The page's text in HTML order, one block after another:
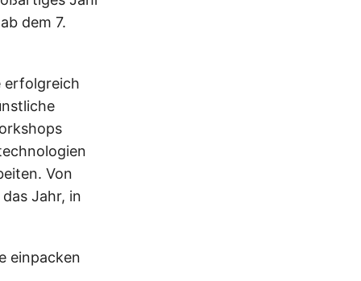
dem 7.
erfolgreich
Von
Jahr, in
einpacken